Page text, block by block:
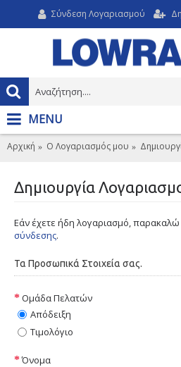
Σύνδεση Λογαριασμού
MENU
Αρχική O Λογαριασμός μου
Δημιουργία
Εάν έχετε ήδη λογαριασμό, παρακαλώ
σύνδεσης.
Τα Προσωπικά Στοιχεία σας.
Ομάδα Πελατών
Απόδειξη
Τιμολόγιο
Όνομα